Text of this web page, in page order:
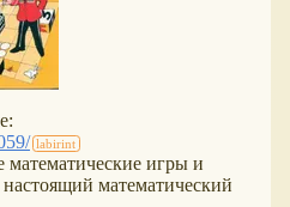
игры и
математический